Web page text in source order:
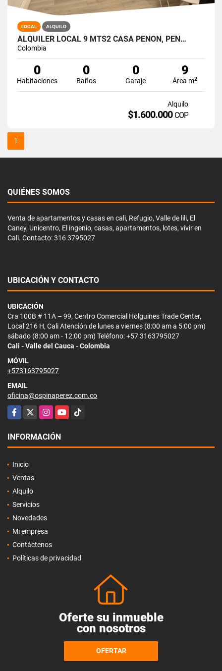
LOCAL ALQUILO
ALQUILER LOCAL 9 MTS2 CASA PEÑON, PEÑ…
Colombia
0
Habitaciones
0
Baños
0
Garaje
9
Área m2
Alquilo
$1.600.000 COP
1
QUIÉNES SOMOS
Venta de apartamentos y casas en cali, Refugio, Valle de lili, El
Caney, Unicentro, El ingenio, casas, apartamentos, lotes, vivir en
Cali. Contacto: 316 3795027
UBICACIÓN Y CONTACTO
UBICACIÓN
Cra 100B # 11A – 99, Centro Comercial Holguines Trade Center,
Local 216 H, Cali Atención de lunes a viernes (8:00 am a 5:00 pm)
sábado (8:00 am - 12:00 pm) Teléfono: +57 3163795027
Cali - Valle del Cauca - Colombia
MÓVIL
+573163795027
EMAIL
oficina@ospinaperez.com.co
Facebook
X InstagramYouTubeTikTok
INFORMACIÓN
Inicio
Ventas
Alquilo
Servicios
Novedades
Mi empresa
Contáctenos
Políticas de privacidad
Oferte su inmueble
con nosotros
OFERTAR